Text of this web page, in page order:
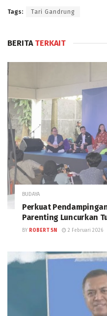
Tags: Tari Gandrung
BERITATERKAIT
BUDAYA
Perkuat
Parenting Luncurkan
BY ROBERT SN 2 Februari 2026